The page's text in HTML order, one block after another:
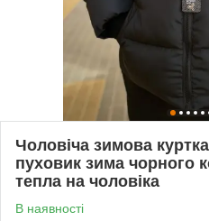
Чоловіча зимова
пуховик зима чорного
тепла на чоловіка
В наявності